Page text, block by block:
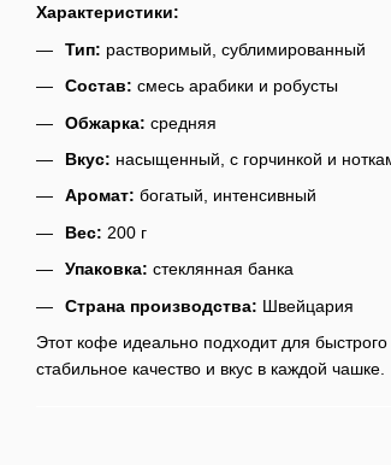
Характеристики:
Тип: растворимый, сублимированный
Состав: смесь арабики и робусты
Обжарка: средняя
Вкус: насыщенный, с горчинкой и
Аромат: богатый, интенсивный
Вес: 200 г
Упаковка: стеклянная банка
Страна производства: Швейцария
Этот кофе идеально подходит для
стабильное качество и вкус в каждой чашке.